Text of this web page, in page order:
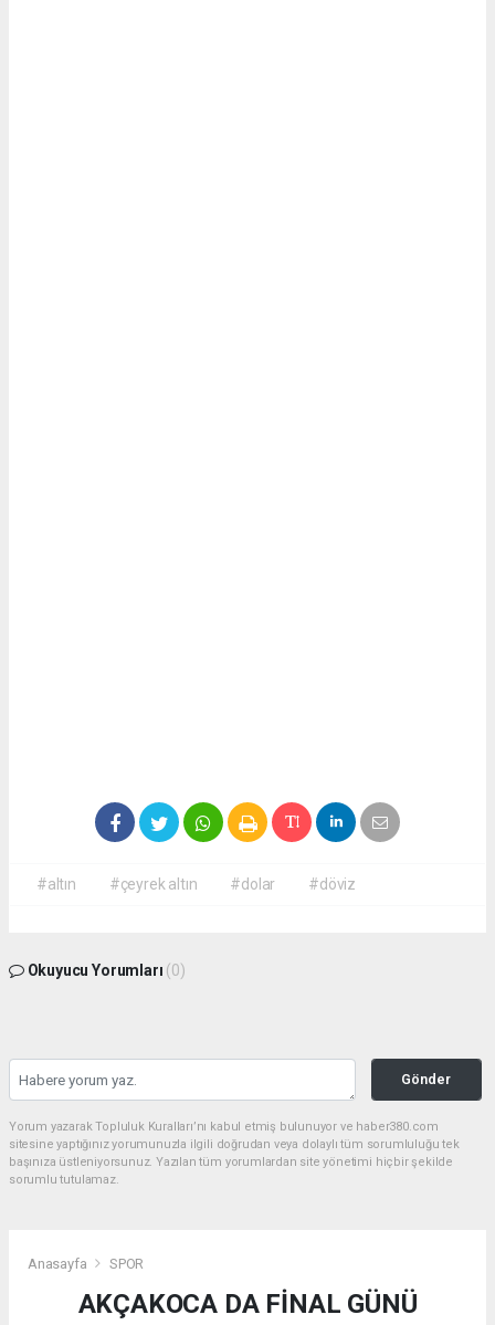
#altın #çeyrek altın #dolar #döviz
Okuyucu Yorumları (0)
Gönder
Yorum yazarak Topluluk Kuralları’nı kabul etmiş bulunuyor ve haber380.com
sitesine yaptığınız yorumunuzla ilgili doğrudan veya dolaylı tüm sorumluluğu tek
başınıza üstleniyorsunuz. Yazılan tüm yorumlardan site yönetimi hiçbir şekilde
sorumlu tutulamaz.
Anasayfa SPOR
AKÇAKOCA DA FİNAL GÜNÜ